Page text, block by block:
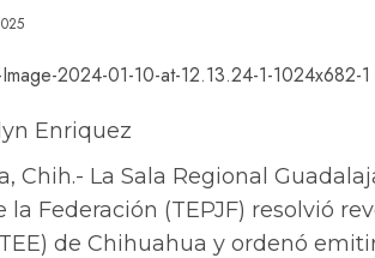
Enriquez
Chih.- La Sala Regional
la Federación (TEPJF) resolvió
de Chihuahua y ordenó